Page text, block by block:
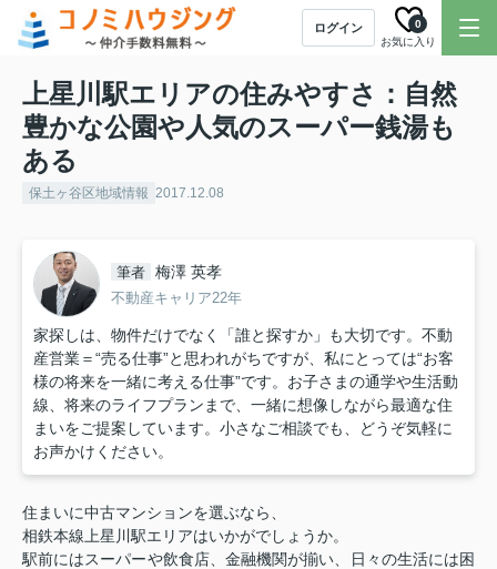
ログイン
お気に入り
0
上星川駅エリアの住みやすさ：自然
豊かな公園や人気のスーパー銭湯も
ある
保土ヶ谷区地域情報 2017.12.08
筆者 梅澤 英孝
不動産キャリア22年
家探しは、物件だけでなく「誰と探すか」も大切です。不動
産営業＝“売る仕事”と思われがちですが、私にとっては“お客
様の将来を一緒に考える仕事”です。お子さまの通学や生活動
線、将来のライフプランまで、一緒に想像しながら最適な住
まいをご提案しています。小さなご相談でも、どうぞ気軽に
お声かけください。
住まいに中古マンションを選ぶなら、
相鉄本線上星川駅エリアはいかがでしょうか。
駅前にはスーパーや飲食店、金融機関が揃い、日々の生活には困